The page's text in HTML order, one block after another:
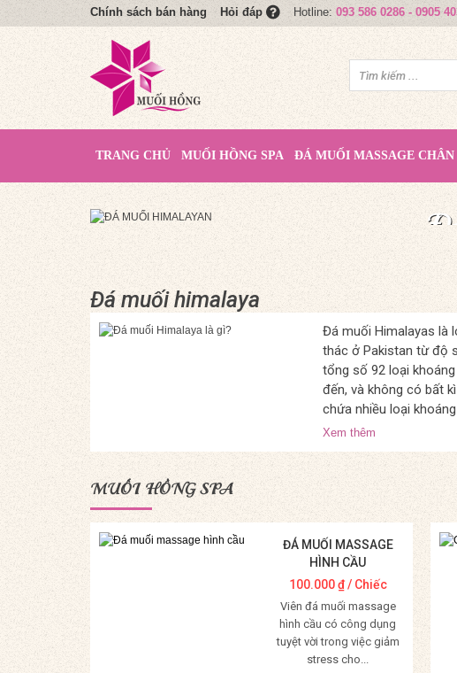
Chính sách bán hàng Hỏi đáp Hotline: 093 586 0286 - 0905
TRANG CHỦ MUỐI HỒNG SPA ĐÁ MUỐI MASSAGE CHÂN
Đá muối himalaya
Đá muối Himalayas là
thác ở Pakistan từ độ
tổng số 92 loại
đến, và không có bất
chứa nhiều loại
Xem thêm
MUỐI HỒNG SPA
ĐÁ MUỐI MASSAGE
HÌNH CẦU
100.000₫/ Chiếc
Viên đá muối massage
hình cầu có công dụng
tuyệt vời trong việc giảm
stress cho...